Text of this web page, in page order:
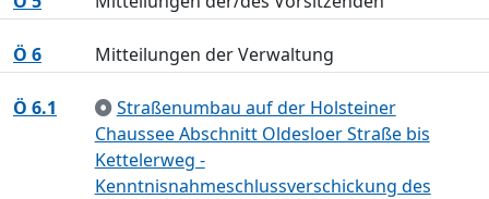
Ö 6 Mitteilungen der Verwaltung
Ö 6.1
Straßenumbau auf der Holsteiner
Chaussee Abschnitt Oldesloer Straße bis
Kettelerweg -
Kenntnisnahmeschlussverschickung des